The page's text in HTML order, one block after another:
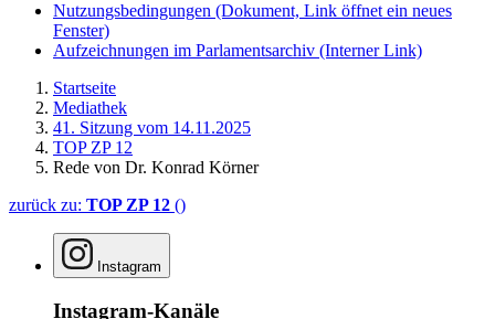
Nutzungsbedingungen (Dokument, Link öffnet ein neues
Fenster)
Aufzeichnungen im Parlamentsarchiv (Interner Link)
Startseite
Mediathek
41. Sitzung vom 14.11.2025
TOP ZP 12
Rede von Dr. Konrad Körner
zurück zu: TOP ZP 12 ()
Instagram
Instagram-Kanäle